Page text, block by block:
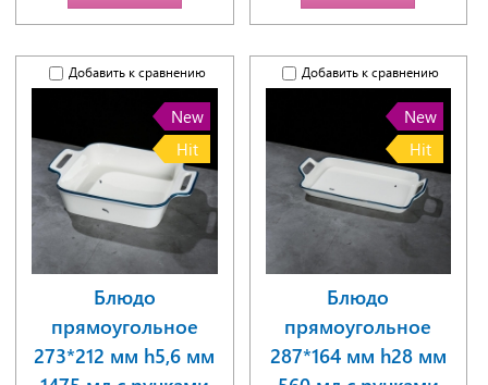
Добавить к сравнению
New
Hit
Блюдо
прямоугольное
273*212 мм h5,6 мм
Добавить к сравнению
New
Hit
Блюдо
прямоугольное
287*164 мм h28 мм